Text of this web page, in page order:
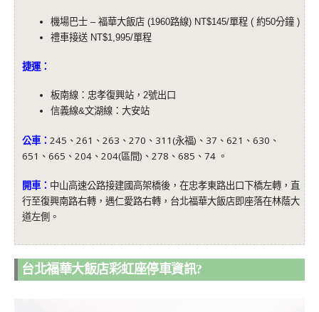
機場巴士 – 福華大飯店 (1960路線) NT$145/單程 ( 約50分鐘 )
禮車接送 NT$1,995/單程
捷運：
板南線：忠孝復興站，2號出口
信義線&文湖線：大安站
公車： 245、261、263、270、311(永福)、37、621、630、
651、665、204、204(區間)、278、685、74 。
開車： 中山高速公路接建國高架橋後，在忠孝東路出口下橋左轉，直
行至復興南路右轉，遇仁愛路右轉，台北福華大飯店即座落在林蔭大
道左側。
台北福華大飯店彩虹座停車資訊?